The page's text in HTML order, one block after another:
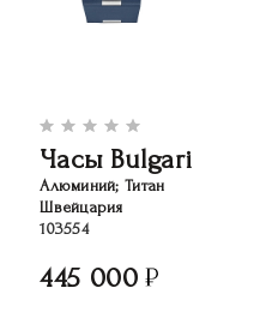
Часы Bulgari
Алюминий; Титан
Швейцария
103554
445 000